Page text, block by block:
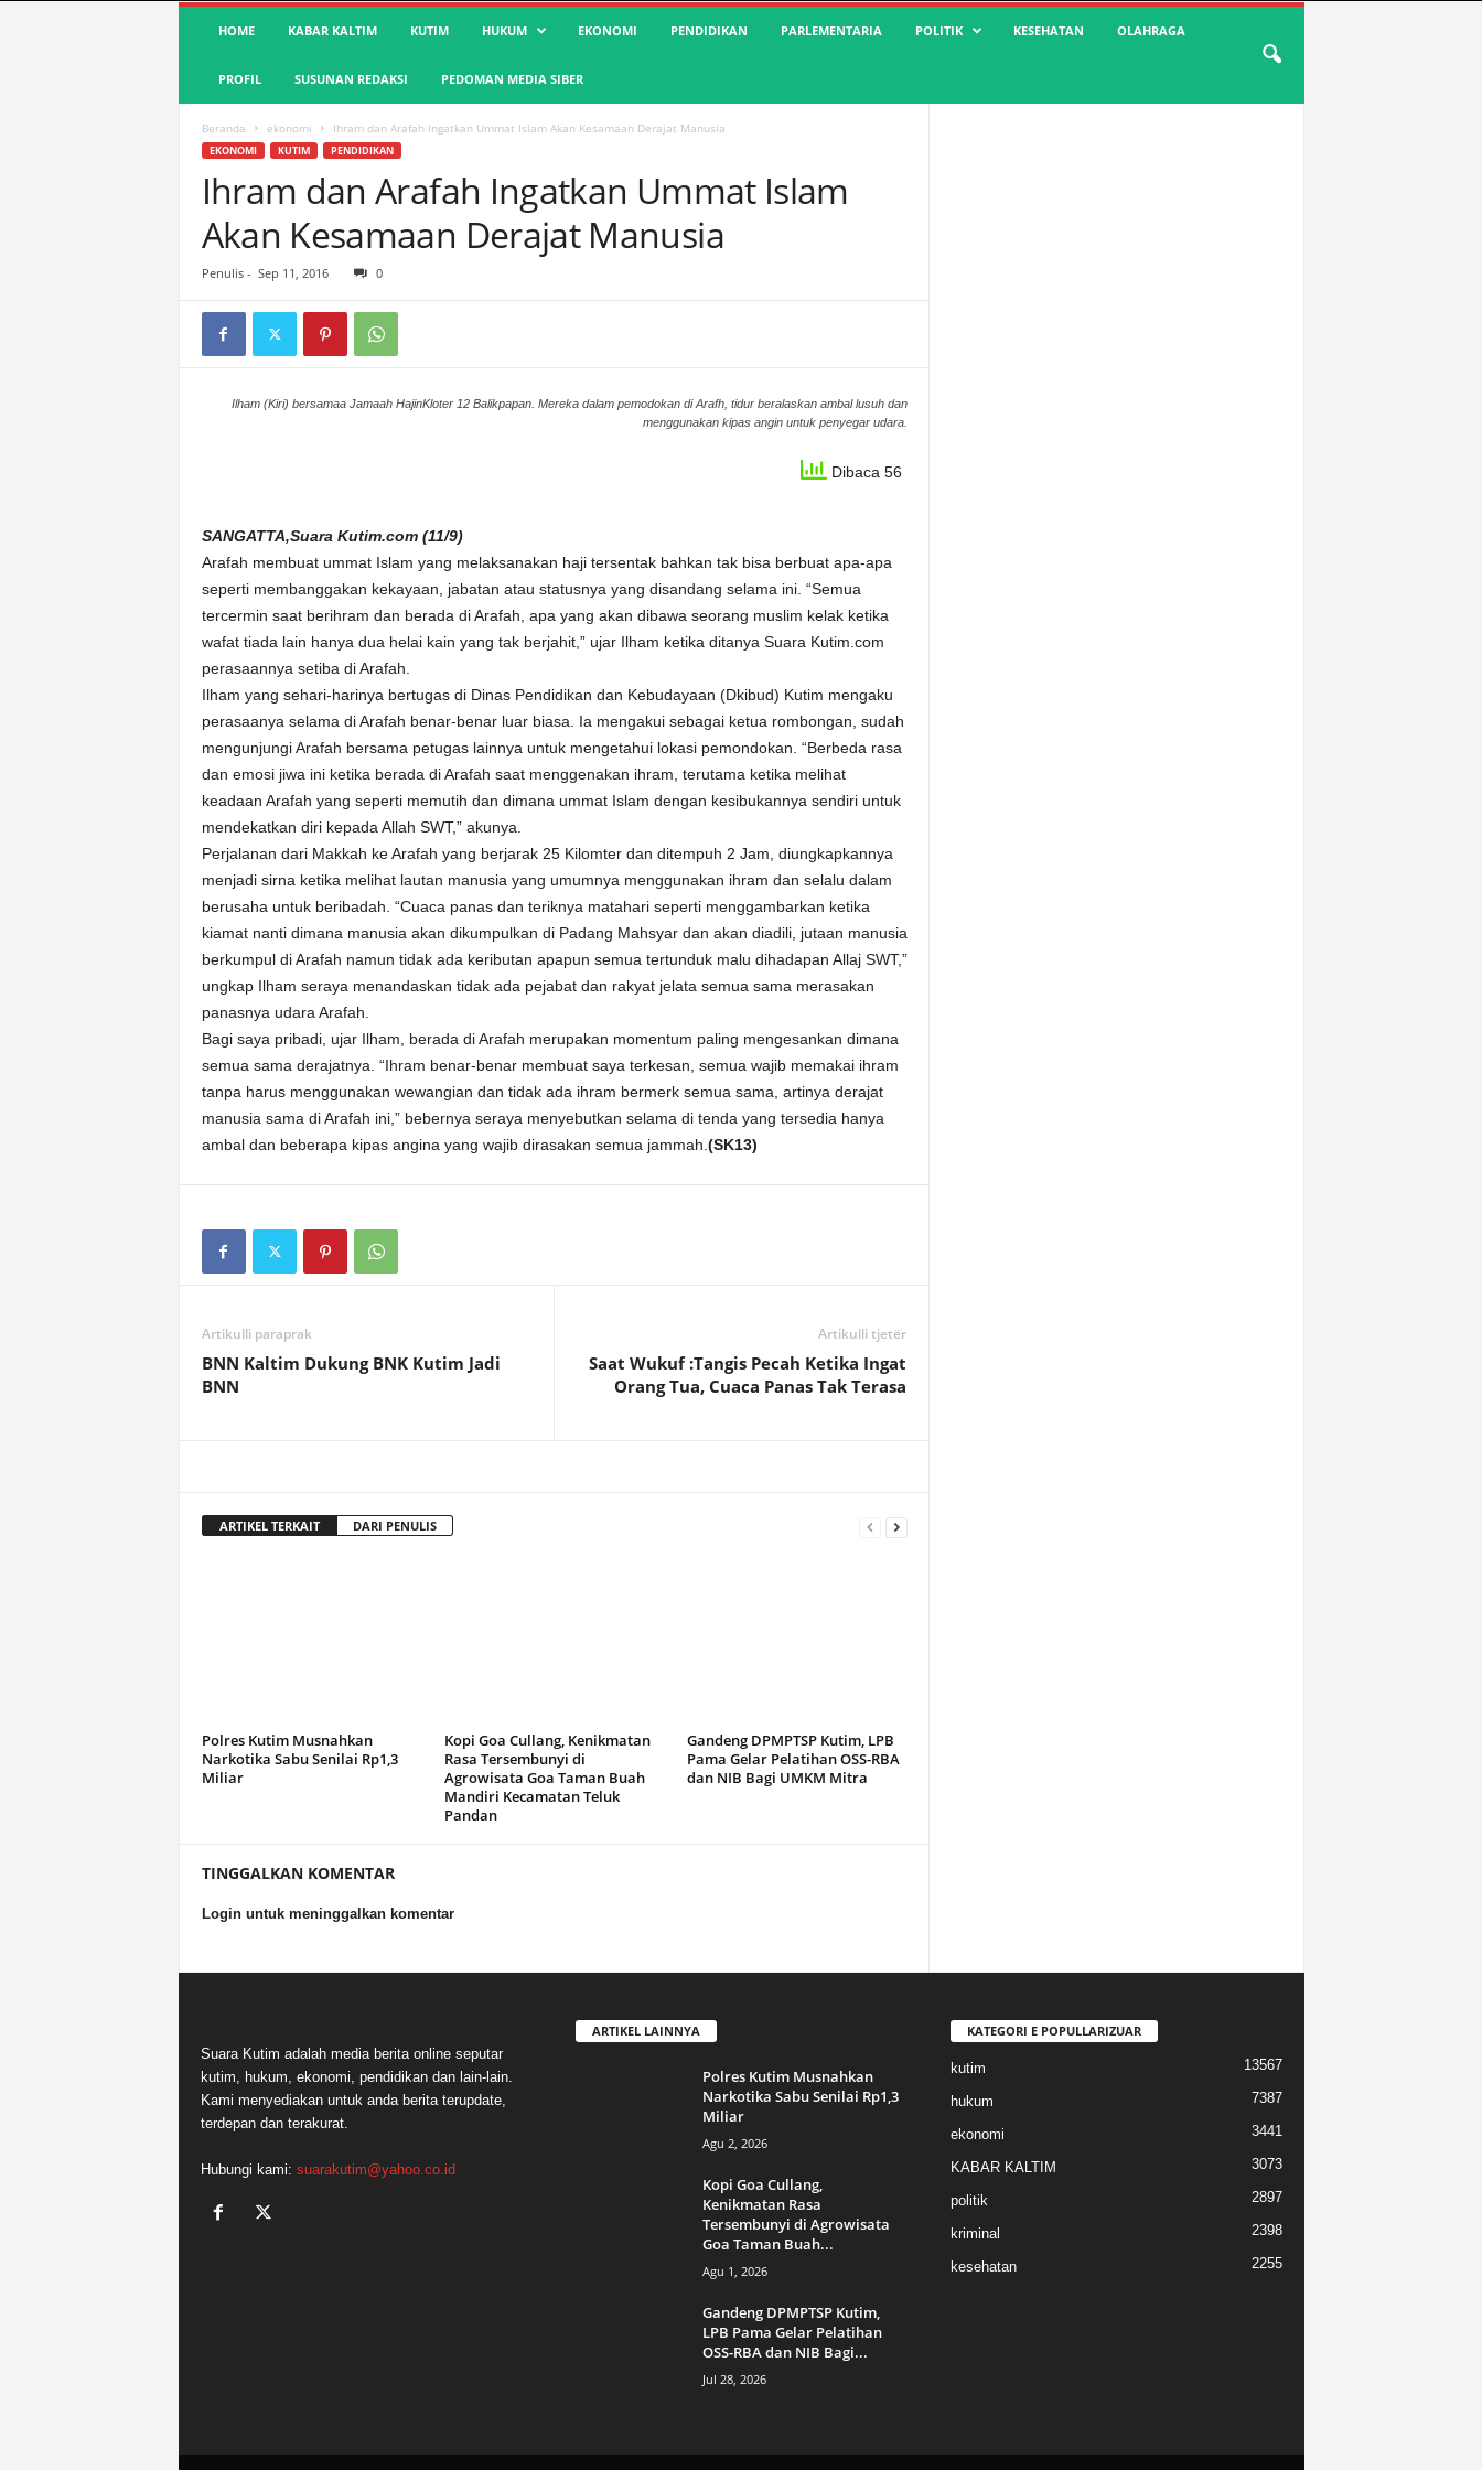
S
a
HOME KABAR KALTIM KUTIM HUKUM EKONOMI PENDIDIKAN PARLEMENTARIA POLITIK KESEHATAN OLAHRAGA
PROFIL SUSUNAN REDAKSI PEDOMAN MEDIA SIBER
Beranda ekonomi Ihram dan Arafah Ingatkan Ummat Islam Akan Kesamaan Derajat Manusia
EKONOMI KUTIM PENDIDIKAN
Ihram dan Arafah Ingatkan Ummat Islam
Akan Kesamaan Derajat Manusia
Penulis - Sep 11, 2016 0
Ilham (Kiri) bersamaa Jamaah HajinKloter 12 Balikpapan. Mereka dalam pemodokan di Arafh, tidur beralaskan ambal lusuh dan
menggunakan kipas angin untuk penyegar udara.
Dibaca 56
SANGATTA,Suara Kutim.com (11/9)
Arafah membuat ummat Islam yang melaksanakan haji tersentak bahkan tak bisa berbuat apa-apa
seperti membanggakan kekayaan, jabatan atau statusnya yang disandang selama ini. “Semua
tercermin saat berihram dan berada di Arafah, apa yang akan dibawa seorang muslim kelak ketika
wafat tiada lain hanya dua helai kain yang tak berjahit,” ujar Ilham ketika ditanya Suara Kutim.com
perasaannya setiba di Arafah.
Ilham yang sehari-harinya bertugas di Dinas Pendidikan dan Kebudayaan (Dkibud) Kutim mengaku
perasaanya selama di Arafah benar-benar luar biasa. Ia mengakui sebagai ketua rombongan, sudah
mengunjungi Arafah bersama petugas lainnya untuk mengetahui lokasi pemondokan. “Berbeda rasa
dan emosi jiwa ini ketika berada di Arafah saat menggenakan ihram, terutama ketika melihat
keadaan Arafah yang seperti memutih dan dimana ummat Islam dengan kesibukannya sendiri untuk
mendekatkan diri kepada Allah SWT,” akunya.
Perjalanan dari Makkah ke Arafah yang berjarak 25 Kilomter dan ditempuh 2 Jam, diungkapkannya
menjadi sirna ketika melihat lautan manusia yang umumnya menggunakan ihram dan selalu dalam
berusaha untuk beribadah. “Cuaca panas dan teriknya matahari seperti menggambarkan ketika
kiamat nanti dimana manusia akan dikumpulkan di Padang Mahsyar dan akan diadili, jutaan manusia
berkumpul di Arafah namun tidak ada keributan apapun semua tertunduk malu dihadapan Allaj SWT,”
ungkap Ilham seraya menandaskan tidak ada pejabat dan rakyat jelata semua sama merasakan
panasnya udara Arafah.
Bagi saya pribadi, ujar Ilham, berada di Arafah merupakan momentum paling mengesankan dimana
semua sama derajatnya. “Ihram benar-benar membuat saya terkesan, semua wajib memakai ihram
tanpa harus menggunakan wewangian dan tidak ada ihram bermerk semua sama, artinya derajat
manusia sama di Arafah ini,” bebernya seraya menyebutkan selama di tenda yang tersedia hanya
ambal dan beberapa kipas angina yang wajib dirasakan semua jammah. (SK13)
Artikulli paraprak
BNN Kaltim Dukung BNK Kutim Jadi
BNN
Artikulli tjetër
Saat Wukuf :Tangis Pecah Ketika Ingat
Orang Tua, Cuaca Panas Tak Terasa
ARTIKEL TERKAIT DARI PENULIS
Polres Kutim Musnahkan
Narkotika Sabu Senilai Rp1,3
Miliar
Kopi Goa Cullang, Kenikmatan
Rasa Tersembunyi di
Agrowisata Goa Taman Buah
Mandiri Kecamatan Teluk
Pandan
Gandeng DPMPTSP Kutim, LPB
Pama Gelar Pelatihan OSS-RBA
dan NIB Bagi UMKM Mitra
TINGGALKAN KOMENTAR
Login untuk meninggalkan komentar
Suara Kutim adalah media berita online seputar
kutim, hukum, ekonomi, pendidikan dan lain-lain.
Kami menyediakan untuk anda berita terupdate,
terdepan dan terakurat.
Hubungi kami: suarakutim@yahoo.co.id
ARTIKEL LAINNYA
Polres Kutim Musnahkan
Narkotika Sabu Senilai Rp1,3
Miliar
Agu 2, 2026
Kopi Goa Cullang,
Kenikmatan Rasa
Tersembunyi di Agrowisata
Goa Taman Buah...
Agu 1, 2026
Gandeng DPMPTSP Kutim,
LPB Pama Gelar Pelatihan
OSS-RBA dan NIB Bagi...
Jul 28, 2026
KATEGORI E POPULLARIZUAR
kutim 13567
hukum 7387
ekonomi 3441
KABAR KALTIM 3073
politik 2897
kriminal 2398
kesehatan 2255